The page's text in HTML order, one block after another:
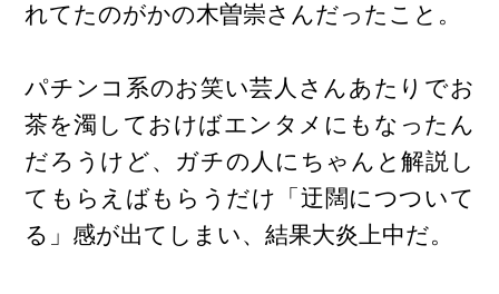
れてたのがかの木曽崇さんだったこと。
パチンコ系のお笑い芸人さんあたりでお
茶を濁しておけばエンタメにもなったん
だろうけど、ガチの人にちゃんと解説し
てもらえばもらうだけ「迂闊につついて
る」感が出てしまい、結果大炎上中だ。